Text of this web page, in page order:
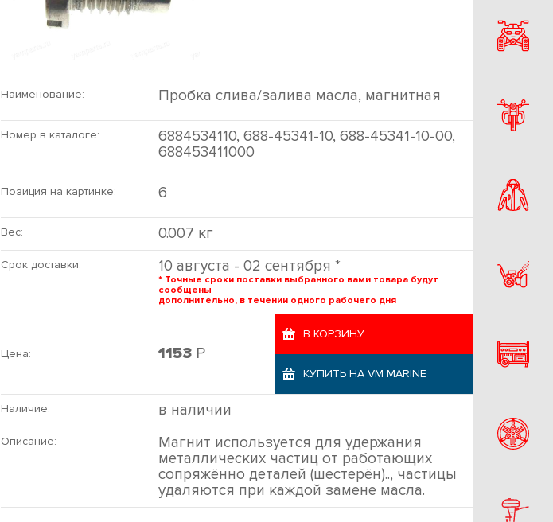
Наименование: Пробка слива/залива масла, магнитная
Номер в каталоге:
6884534110, 688-45341-10, 688-45341-10-00,
688453411000
Позиция на картинке: 6
Вес: 0.007 кг
Срок доставки: 10 августа - 02 сентября *
* Точные сроки поставки выбранного вами товара будут
сообщены
дополнительно, в течении одного рабочего дня
Цена: 1153 Р
В КОРЗИНУ
КУПИТЬ НА VM MARINE
Наличие: в наличии
Описание:
Магнит используется для удержания
металлических частиц от работающих
сопряжённо деталей (шестерён).., частицы
удаляются при каждой замене масла.